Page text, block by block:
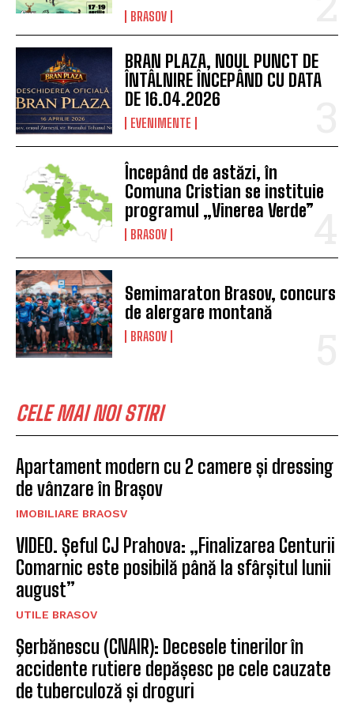
BRASOV
BRAN PLAZA, NOUL PUNCT DE
ÎNTÂLNIRE ÎNCEPÂND CU DATA
DE 16.04.2026
EVENIMENTE
Începând de astăzi, în
Comuna Cristian se instituie
programul „Vinerea Verde”
BRASOV
Semimaraton Brasov, concurs
de alergare montană
BRASOV
CELE MAI NOI STIRI
Apartament modern cu 2 camere și dressing
de vânzare în Brașov
IMOBILIARE BRAOSV
VIDEO. Șeful CJ Prahova: „Finalizarea Centurii
Comarnic este posibilă până la sfârșitul lunii
august”
UTILE BRASOV
Şerbănescu (CNAIR): Decesele tinerilor în
accidente rutiere depășesc pe cele cauzate
de tuberculoză și droguri